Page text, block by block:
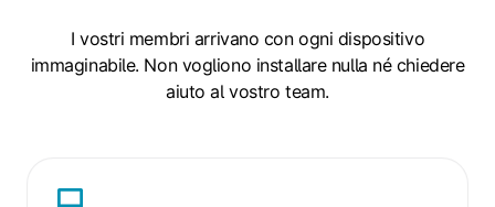
I vostri membri arrivano con ogni dispositivo
immaginabile. Non vogliono installare nulla né chiedere
aiuto al vostro team.
dispositivo,